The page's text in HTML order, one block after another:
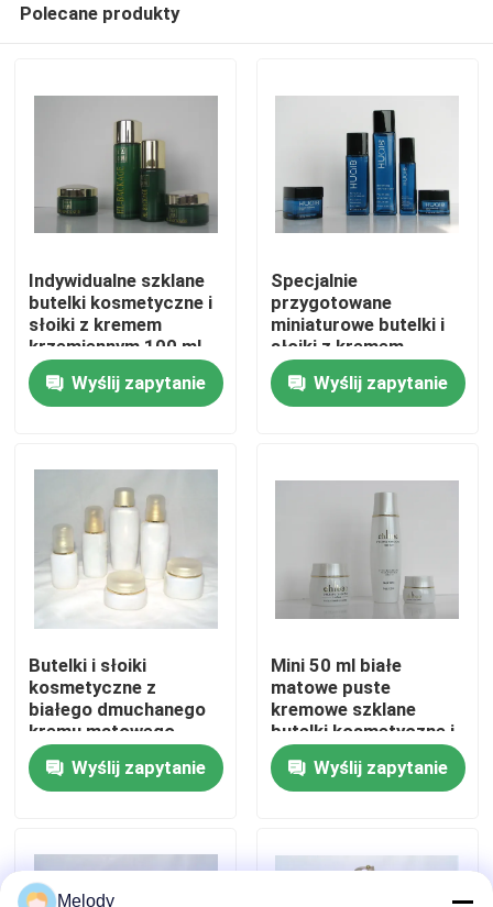
Do domu
Produkty
O nas
Kontrola jakości
Skontaktuj się z nami
Poproś o wycenę
Puste butelki szklane
Szklane butelki perfum
Polecane produkty
Indywidualne szklane
butelki kosmetyczne i
słoiki z kremem
krzemiennym 100 ml
40 ml
Wyślij zapytanie
Specjalnie
przygotowane
miniaturowe butelki i
słoiki z kremem
krzemiennego
Wyślij zapytanie
Butelki i słoiki
kosmetyczne z
białego dmuchanego
kremu matowego
Wyślij zapytanie
Mini 50 ml białe
matowe puste
kremowe szklane
butelki kosmetyczne i
słoiki
Wyślij zapytanie
Melody